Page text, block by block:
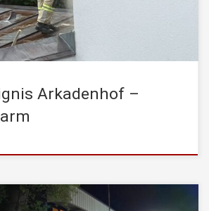
aus – somit Sirenenalarm für […]
Arkadenhof –